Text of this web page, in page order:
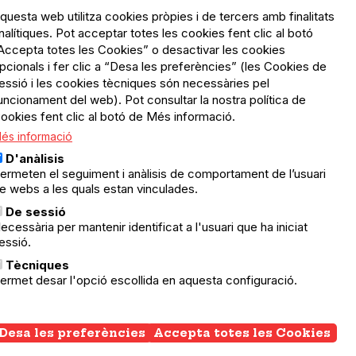
Menú
Legal
Política de privacitat
Avís legal
Política de cookies
organitzadors.
web utilitza cookies pròpies i de tercers amb finalitats
Pot acceptar totes les cookies fent clic al botó
totes les Cookies” o desactivar les cookies
i fer clic a “Desa les preferències” (les Cookies de
i les cookies tècniques són necessàries pel
del web). Pot consultar la nostra política de
fent clic al botó de Més informació.
informació
D'anàlisis
el seguiment i anàlisis de comportament de l’usuari
webs a les quals estan vinculades.
De sessió
per mantenir identificat a l'usuari que ha iniciat
Tècniques
desar l'opció escollida en aquesta configuració.
les preferències Accepta totes les Cookies